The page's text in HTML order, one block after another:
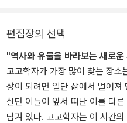
편집장의 선택
"역사와 유물을 바라보는 새로운
고고학자가 가장 많이 찾는 장소
상이 되려면 일단 삶에서 멀어져
살던 이들이 앞서 떠난 이를 다
담겨 있다. 고고학자는 이 시간